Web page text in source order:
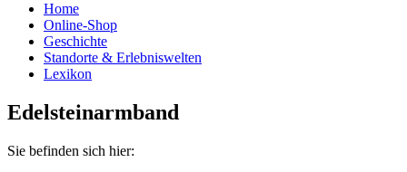
Home
Online-Shop
Geschichte
Standorte & Erlebniswelten
Lexikon
Edelsteinarmband
Sie befinden sich hier: